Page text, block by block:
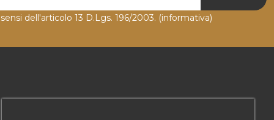
dell'articolo 13 D.Lgs. 196/2003. (informativa)